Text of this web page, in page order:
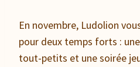
En novembre, Ludolion
pour deux temps forts :
tout-petits et une soirée